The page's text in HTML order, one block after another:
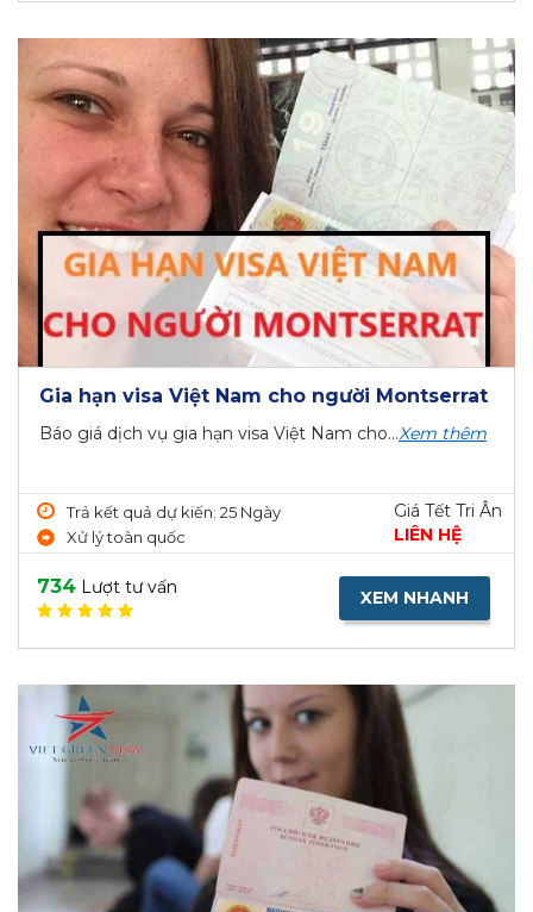
Gia hạn visa Việt Nam cho người Montserrat
Báo giá dịch vụ gia hạn visa Việt Nam cho...Xem thêm
Trả kết quả dự kiến: 25 Ngày
Xử lý toàn quốc
Giá Tết Tri Ân
LIÊN HỆ
734 Lượt tư vấn XEM NHANH